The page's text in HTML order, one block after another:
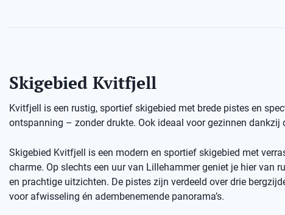
Skigebied Kvitfjell
Kvitfjell is een rustig, sportief skigebied met brede pistes en
ontspanning – zonder drukte. Ook ideaal voor gezinnen dankzij
Skigebied Kvitfjell is een modern en sportief skigebied met
charme. Op slechts een uur van Lillehammer geniet je hier van
en prachtige uitzichten. De pistes zijn verdeeld over drie
voor afwisseling én adembenemende panorama’s.